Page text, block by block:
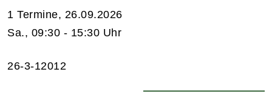
1 Termine, 26.09.2026
Sa., 09:30 - 15:30 Uhr
26-3-12012